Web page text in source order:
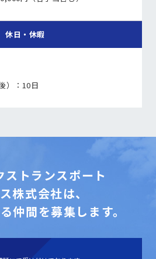
休日・休暇
）：10日
ストランスポート
株式会社は、
仲間を募集します。